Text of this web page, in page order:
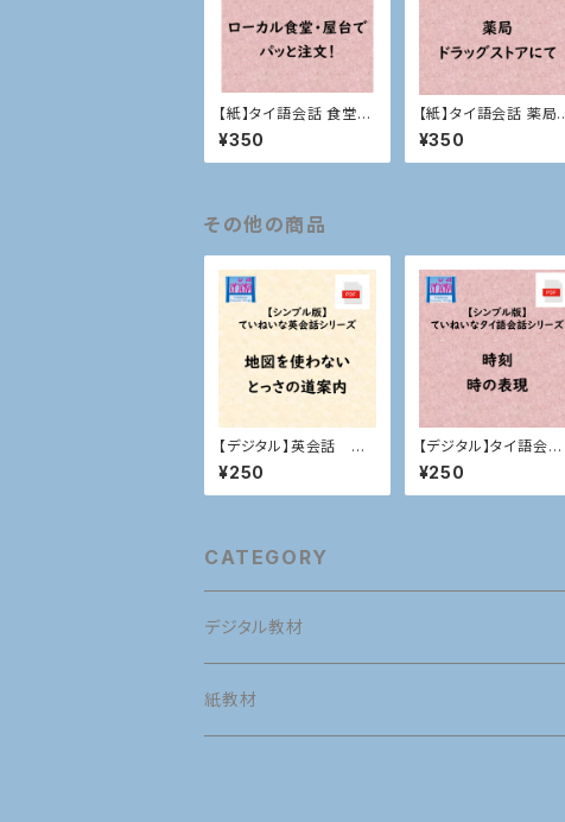
【紙】タイ語会話 食堂・
屋台で注文
¥350
【紙】タイ語会話 薬局・
ドラッグストアにて
¥350
その他の商品
【デジタル】英会話 と
っさの道案内
¥250
【デジタル】タイ語会
話 時刻、時の表現
¥250
CATEGORY
デジタル教材
英語
紙教材